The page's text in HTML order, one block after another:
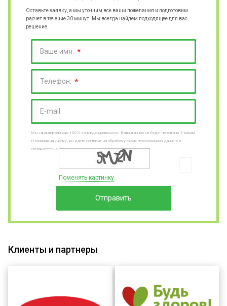
Оставьте заявку, а мы уточним все ваши пожелания и подготовим
расчет в течение 30 минут. Мы всегда найдем подходящее для вас
решение.
Ваше имя: *
Телефон: *
E-mail:
Мы гарантируем вам 100% конфиденциальность. Ваши данные не будут переданы 3 лицам.
Нажимая на кнопку, вы даете согласие на обработку своих персональных данных и
соглашаетесь с Пользовательским соглашениями
Поменять картинку
Отправить
Клиенты и партнеры